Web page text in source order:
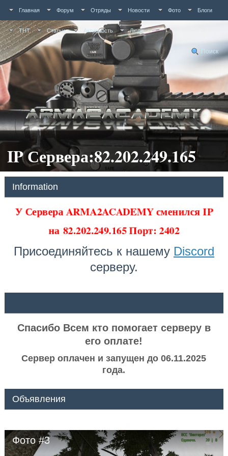
Главная Форум Отряды Новости Фото Блоги
ТНТ Статьи Активность Люди
Поиск
IP Сервера:82.202.249.165
Information
У Сервера ARMA2ACADEMY сменился IP
на 82.202.249.165 Порт: 2402
Присоединяйтесь к нашему Discord
серверу.
Спасибо Всем кто помогает серверу в
его оплате!
Сервер оплачен и запущен до 06.11.2025
года.
Объявления
Фото #3